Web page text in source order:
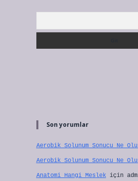
Son yorumlar
Aerobik Solunum Sonucu Ne
Aerobik Solunum Sonucu Ne
Anatomi Hangi Meslekiçin